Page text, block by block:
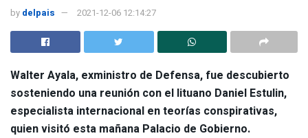
by delpais 2021-12-06 12:14:27
Walter Ayala, exministro de Defensa, fue descubierto
sosteniendo una reunión con el lituano Daniel Estulin,
especialista internacional en teorías conspirativas,
quien visitó esta mañana Palacio de Gobierno.